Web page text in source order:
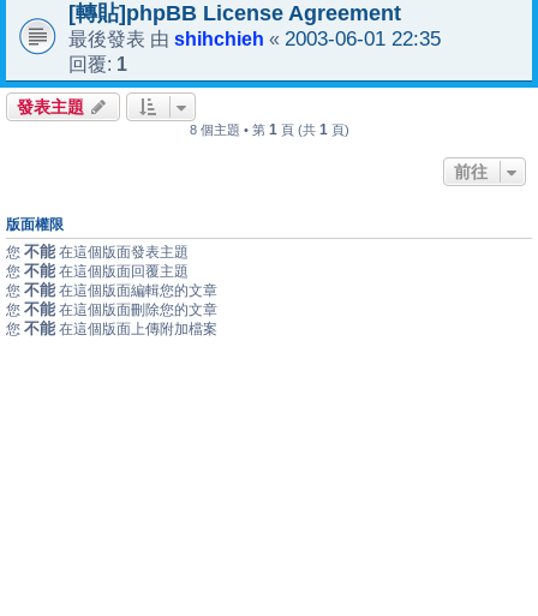
[轉貼]phpBB License Agreement
最後發表 由 shihchieh « 2003-06-01 22:35
回覆: 1
發表主題
8 個主題 • 第 1 頁 (共 1 頁)
前往
版面權限
您 不能 在這個版面發表主題
您 不能 在這個版面回覆主題
您 不能 在這個版面編輯您的文章
您 不能 在這個版面刪除您的文章
您 不能 在這個版面上傳附加檔案